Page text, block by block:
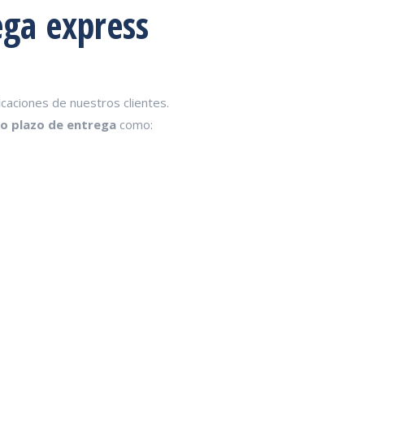
express
de nuestros clientes.
plazo de entrega como: